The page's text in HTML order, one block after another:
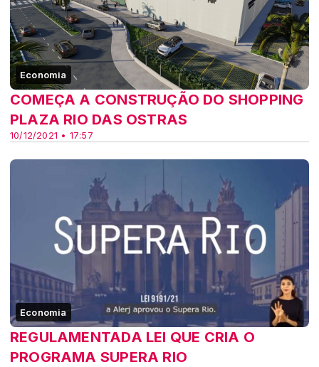
Economia
10/12/2021 • 17:57
COMEÇA A CONSTRUÇÃO DO SHOPPING
PLAZA RIO DAS OSTRAS
Economia
REGULAMENTADA LEI QUE CRIA O
PROGRAMA SUPERA RIO